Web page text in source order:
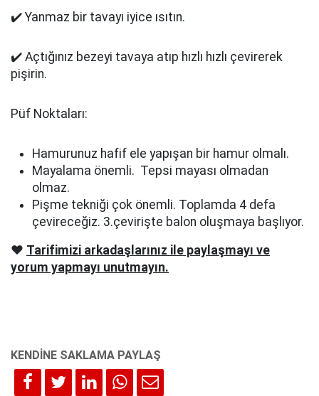
✔️ Yanmaz bir tavayı iyice ısıtın.
✔️ Açtığınız bezeyi tavaya atıp hızlı hızlı çevirerek
pişirin.
Püf Noktaları:
Hamurunuz hafif ele yapışan bir hamur olmalı.
Mayalama önemli. Tepsi mayası olmadan
olmaz.
Pişme tekniği çok önemli. Toplamda 4 defa
çevireceğiz. 3.çevirişte balon oluşmaya başlıyor.
❤️ Tarifimizi arkadaşlarınız ile paylaşmayı ve
yorum yapmayı unutmayın.